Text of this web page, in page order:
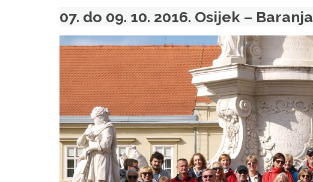
07. do 09. 10. 2016. Osijek – Baranja